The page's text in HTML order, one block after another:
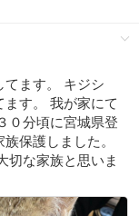
てます。 キジシ
す。 我が家にて
０分頃に宮城県登
保護しました。
切な家族と思いま